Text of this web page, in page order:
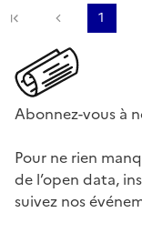
Première page
Page
1
Abonnez-vous à
Pour ne rien
de l’open data,
suivez nos